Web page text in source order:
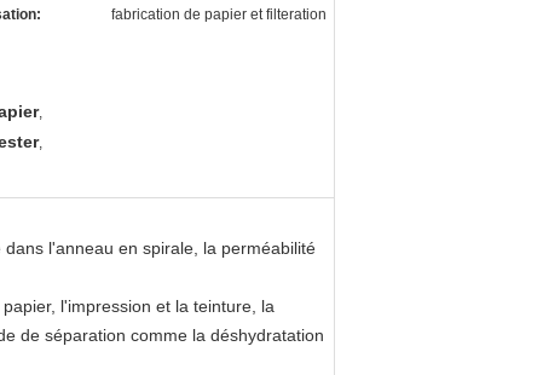
fabrication de papier et filteration
,
,
l'anneau en spirale, la perméabilité
l'impression et la teinture, la
de séparation comme la déshydratation